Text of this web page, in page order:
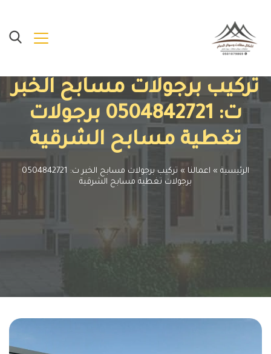
تركيب برجولات مسابح الخبر
ت: 0504842721 برجولات
تغطية مسابح الشرقية
الرئيسية » اعمالنا »
تركيب برجولات مسابح الخبر ت: 0504842721
برجولات تغطية مسابح الشرقية